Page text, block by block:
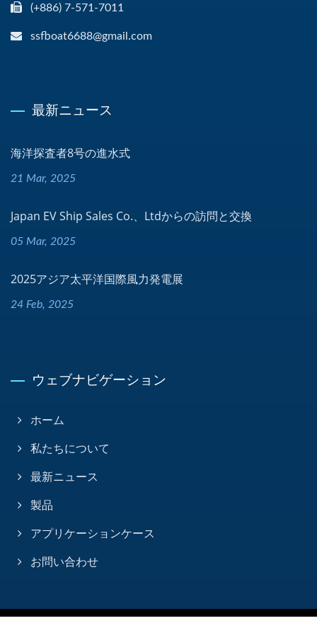
(+886) 7-571-7011
ssfboat6688@gmail.com
最新ニュース
海洋探査者8号の進水式
21 Mar, 2025
Japan EV Ship Sales Co.、Ltdからの訪問と交換
05 Mar, 2025
2025アジア太平洋国際風力発電展
24 Feb, 2025
ウェブナビゲーション
ホーム
私たちについて
最新ニュース
製品
アプリケーションケース
お問い合わせ